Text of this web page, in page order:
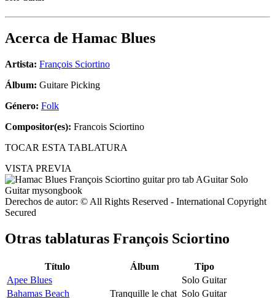
Acerca de Hamac Blues
Artista: François Sciortino
Álbum: Guitare Picking
Género: Folk
Compositor(es): Francois Sciortino
TOCAR ESTA TABLATURA
VISTA PREVIA
Derechos de autor: © All Rights Reserved - International Copyright
Secured
Otras tablaturas François Sciortino
Título Álbum
Tipo
Apee Blues
Solo Guitar
Bahamas Beach
Tranquille le chat Solo Guitar